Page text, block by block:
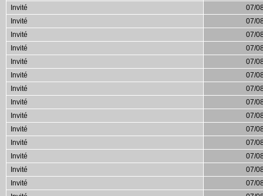
Invité
07/
Invité
07/
Invité
07/
Invité
07/
Invité
07/
Invité
07/
Invité
07/
Invité
07/
Invité
07/
Invité
07/
Invité
07/
Invité
07/
Invité
07/
Invité
07/